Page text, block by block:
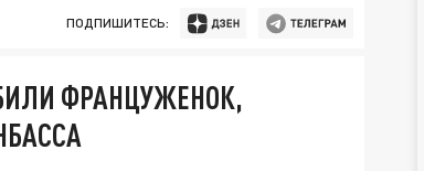
ПОДПИШИТЕСЬ:
ФРАНЦУЖЕНОК,